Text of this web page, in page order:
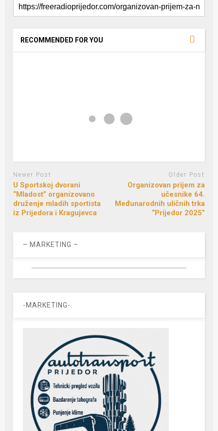
RECOMMENDED FOR YOU
Newer Post
U Sportskoj dvorani
“Mladost” organizovano
druženje mladih sportista
iz Prijedora i Kragujevca
Older Post
Organizovan prijem za
učesnike 64.
Međunarodnih uličnih trka
“Prijedor 2025”
– MARKETING –
-MARKETING-